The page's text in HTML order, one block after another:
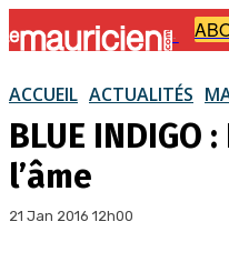
-
ACCUEIL ACTUALITÉS
BLUE INDIGO
l’âme
21 Jan 2016 12h00